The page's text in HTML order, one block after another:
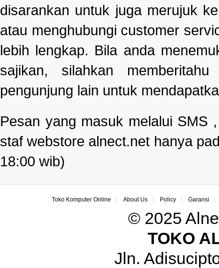
disarankan untuk juga merujuk
atau menghubungi customer
lebih lengkap. Bila anda
sajikan, silahkan
pengunjung lain untuk
Pesan yang masuk melalui SMS
staf webstore alnect.net hanya
18:00 wib)
Toko Komputer Online About Us Policy Garansi
© 2025
TOKO
Jln.